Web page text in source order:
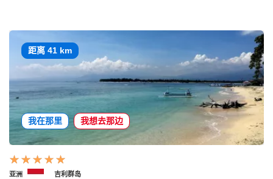
距离 41 km
我在那里 我想去那边
亚洲 吉利群岛